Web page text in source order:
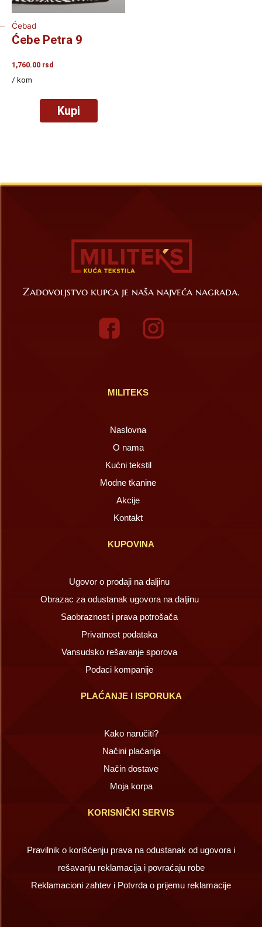
Ćebad
Ćebe Petra 9
1,760.00 rsd
/ kom
Kupi
Zadovoljstvo kupca je naša najveća nagrada.
MILITEKS
Naslovna
O nama
Kućni tekstil
Modne tkanine
Akcije
Kontakt
KUPOVINA
Ugovor o prodaji na daljinu
Obrazac za odustanak ugovora na daljinu
Saobraznost i prava potrošača
Privatnost podataka
Vansudsko rešavanje sporova
Podaci kompanije
PLAĆANJE I ISPORUKA
Kako naručiti?
Načini plaćanja
Način dostave
Moja korpa
KORISNIČKI SERVIS
Pravilnik o korišćenju prava na odustanak od ugovora i
rešavanju reklamacija i povraćaju robe
Reklamacioni zahtev i Potvrda o prijemu reklamacije